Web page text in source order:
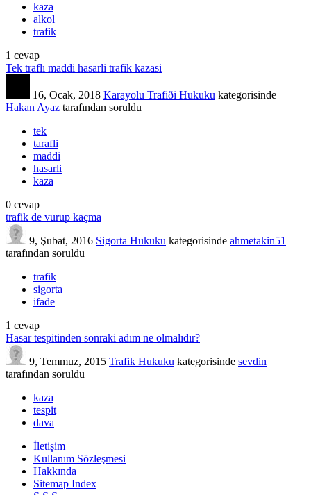
kaza
alkol
trafik
1 cevap
Tek traflı maddi hasarli trafik kazasi
16, Ocak, 2018 Karayolu Trafiði Hukuku kategorisinde
Hakan Ayaz tarafından soruldu
tek
tarafli
maddi
hasarli
kaza
0 cevap
trafik de vurup kaçma
9, Şubat, 2016 Sigorta Hukuku kategorisinde ahmetakin51
tarafından soruldu
trafik
sigorta
ifade
1 cevap
Hasar tespitinden sonraki adım ne olmalıdır?
9, Temmuz, 2015 Trafik Hukuku kategorisinde sevdin
tarafından soruldu
kaza
tespit
dava
İletişim
Kullanım Sözleşmesi
Hakkında
Sitemap Index